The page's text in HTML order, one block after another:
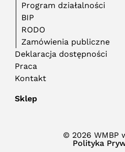
Program działalności
BIP
RODO
Zamówienia publiczne
Deklaracja dostępności
Praca
Kontakt
Sklep
© 2026 WMBP
Polityka